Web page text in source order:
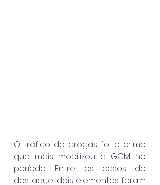
O tráfico de drogas foi o crime
que mais mobilizou a GCM no
período. Entre os casos de
destaque, dois elementos foram